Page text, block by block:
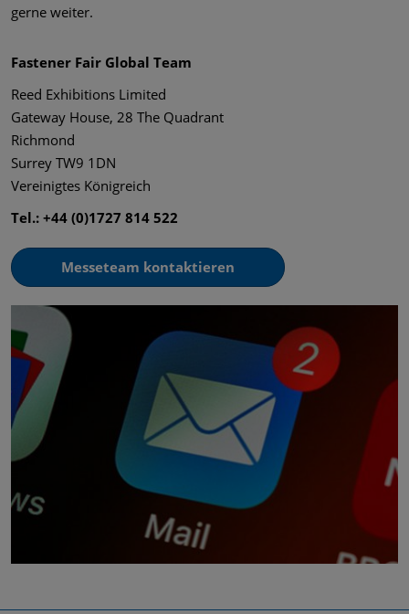
gerne weiter.
Fastener Fair Global Team
Reed Exhibitions Limited
Gateway House, 28 The Quadrant
Richmond
Surrey TW9 1DN
Vereinigtes Königreich
Tel.: +44 (0)1727 814 522
Messeteam kontaktieren